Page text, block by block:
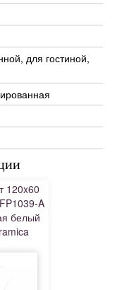
для гостиной,
120x60
A
белый